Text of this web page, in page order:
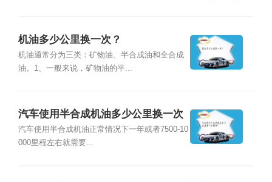
机油多少公里换一次？
机油通常分为三类：矿物油、半合成油和全合成
油。1、一般来说，矿物油的平...
汽车使用半合成机油多少公里换一次
最好？
汽车使用半合成机油正常情况下一年或者7500-10
000里程左右就需要...